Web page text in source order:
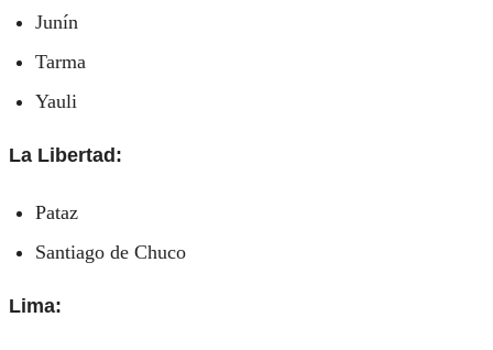
Junín
Tarma
Yauli
La Libertad:
Pataz
Santiago de Chuco
Lima: